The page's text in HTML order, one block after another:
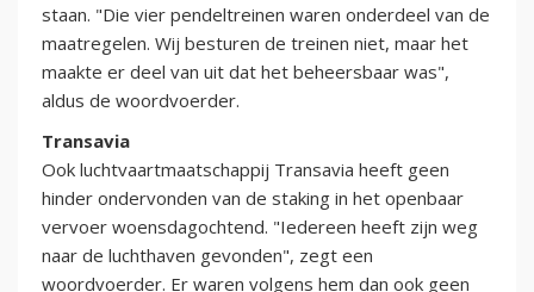
staan. "Die vier pendeltreinen waren onderdeel van de
maatregelen. Wij besturen de treinen niet, maar het
maakte er deel van uit dat het beheersbaar was",
aldus de woordvoerder.
Transavia
Ook luchtvaartmaatschappij Transavia heeft geen
hinder ondervonden van de staking in het openbaar
vervoer woensdagochtend. "Iedereen heeft zijn weg
naar de luchthaven gevonden", zegt een
woordvoerder. Er waren volgens hem dan ook geen